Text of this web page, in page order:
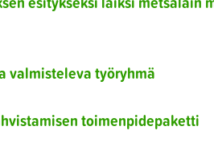
valmisteleva työryhmä
toimenpidepaketti